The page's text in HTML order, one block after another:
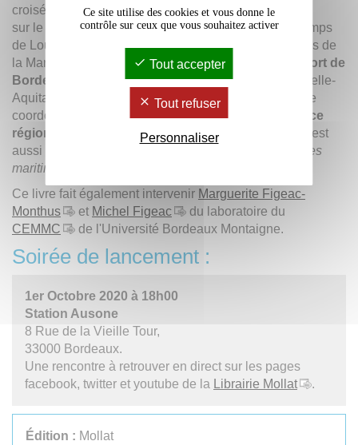
croisée de sa thèse
sur le parlement de Bordeaux et ses magistrats au temps
de Louis XIV et de son habilitation sur les fournisseurs de
la Marine de guerre, elle s’intéresse àl’histoire du port de
Bordeaux
et dirige le projet Région NAOM (La Nouvelle-
Aquitaine et les Outre-Mers) dans le cadre duquel elle
coordonne des recherches surles liens de cet espace
régional avec la traite négrière et l’esclavage.
Elle est
aussi l’auteure d’une synthèse sur
Les villes portuaires
maritimes dans la France moderne.
Ce livre fait également intervenir Marguerite Figeac-
Monthus
et Michel Figeac
du laboratoire du
CEMMC
de l'Université Bordeaux Montaigne.
Soirée de lancement :
1er Octobre 2020 à 18h00
Station Ausone
8 Rue de la Vieille Tour,
33000 Bordeaux.
Une rencontre à retrouver en direct sur les pages
facebook, twitter et youtube de la Librairie Mollat .
Édition : Mollat
Ce site utilise des cookies et vous donne le
contrôle sur ceux que vous souhaitez activer
Tout accepter
Tout refuser
Personnaliser